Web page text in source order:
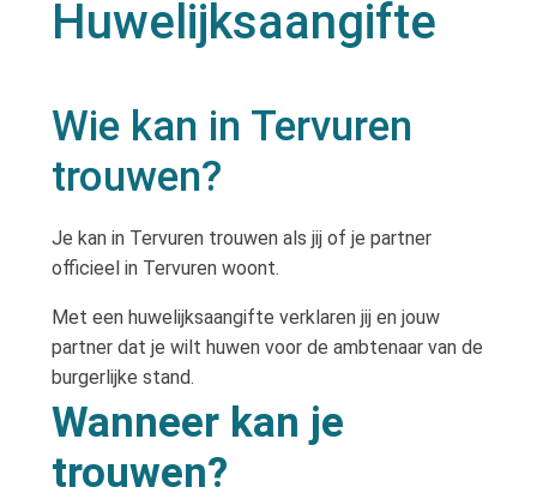
Huwelijksaangifte
Wie kan in Tervuren
trouwen?
Je kan in Tervuren trouwen als jij of je partner
officieel in Tervuren woont.
Met een huwelijksaangifte verklaren jij en jouw
partner dat je wilt huwen voor de ambtenaar van de
burgerlijke stand.
Wanneer kan je
trouwen?